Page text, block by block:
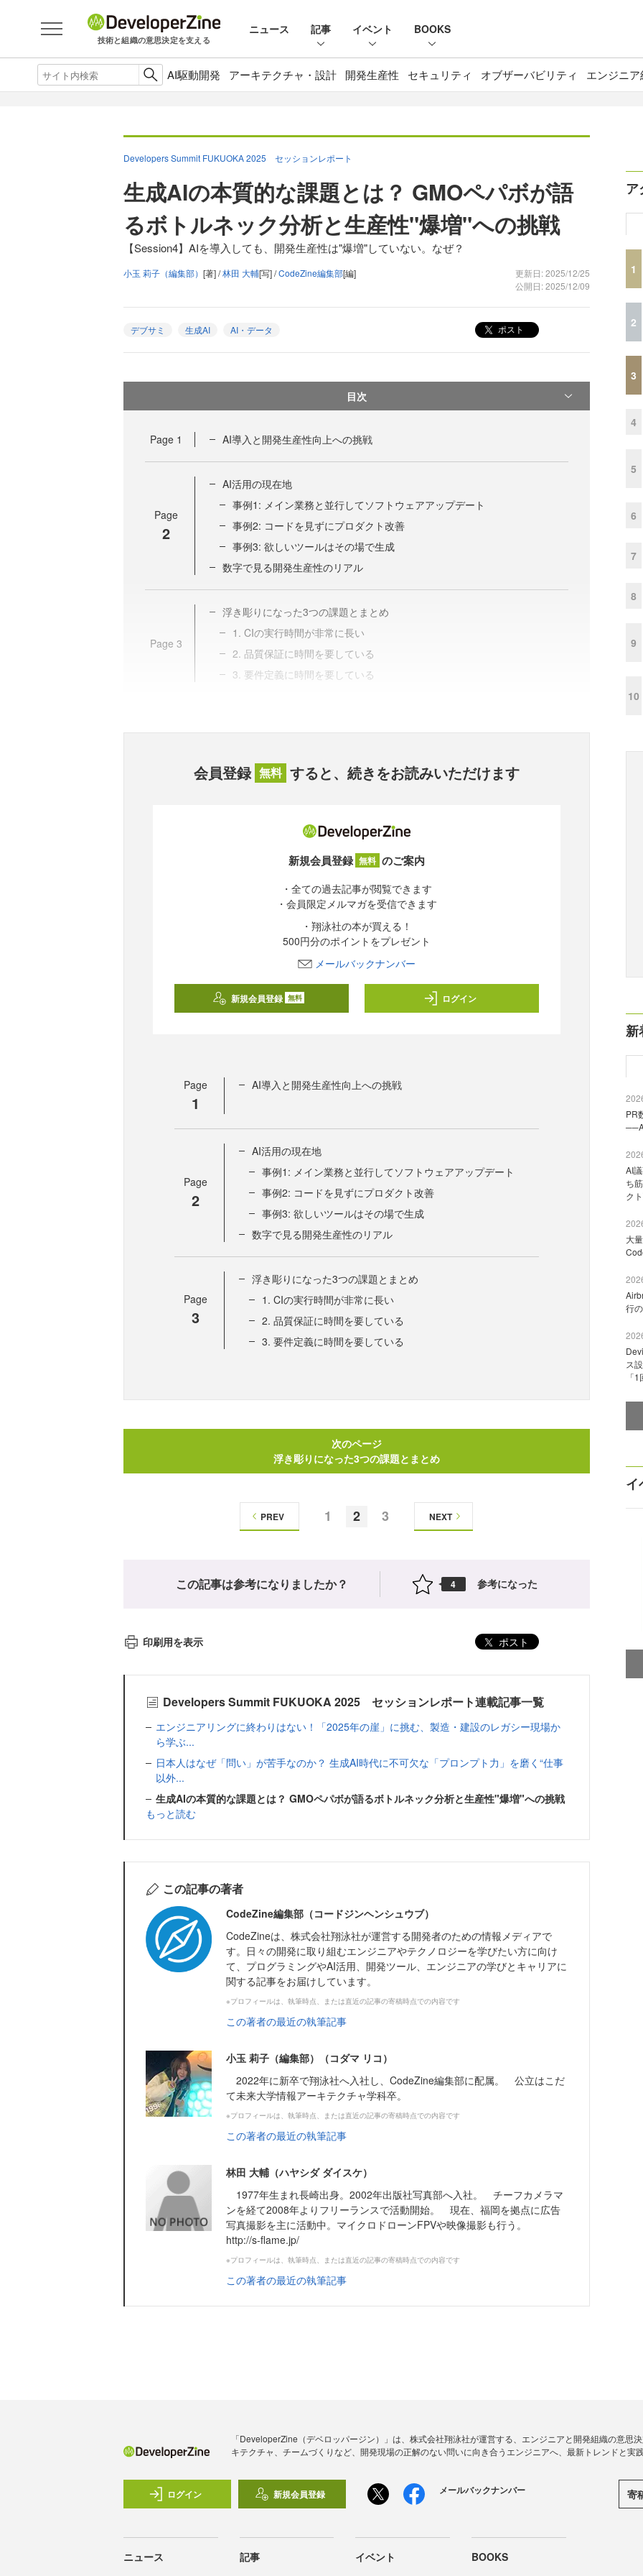
技術と組織の意思決定を支える
ニュース 記事 イベント BOOKS
AI駆動開発 アーキテクチャ・設計 開発生産性 セキュリティ オブザーバビリティ エンジニ
Developers Summit FUKUOKA 2025 セッションレポート
生成AIの本質的な課題とは？ GMOペパボが語
るボトルネック分析と生産性"爆増"への挑戦
【Session4】AIを導入しても、開発生産性は"爆増"していない。なぜ？
小玉 莉子（編集部） [著] /林田 大輔[写] /CodeZine編集部[編]
更新日: 2025/12/25
公開日: 2025/12/09
デブサミ 生成AI AI・データ ポスト
目次
Page 1 AI導入と開発生産性向上への挑戦
Page
2
AI活用の現在地
事例1: メイン業務と並行してソフトウェアアップデート
事例2: コードを見ずにプロダクト改善
事例3: 欲しいツールはその場で生成
数字で見る開発生産性のリアル
Page 3
浮き彫りになった3つの課題とまとめ
1. CIの実行時間が非常に長い
2. 品質保証に時間を要している
3. 要件定義に時間を要している
会員登録 無料 すると、続きをお読みいただけます
新規会員登録 無料 のご案内
・全ての過去記事が閲覧できます
・会員限定メルマガを受信できます
・翔泳社の本が買える！
500円分のポイントをプレゼント
メールバックナンバー
新規会員登録 無料 ログイン
Page
1
AI導入と開発生産性向上への挑戦
Page
2
AI活用の現在地
事例1: メイン業務と並行してソフトウェアアップデート
事例2: コードを見ずにプロダクト改善
事例3: 欲しいツールはその場で生成
数字で見る開発生産性のリアル
Page
3
浮き彫りになった3つの課題とまとめ
1. CIの実行時間が非常に長い
2. 品質保証に時間を要している
3. 要件定義に時間を要している
次のページ
浮き彫りになった3つの課題とまとめ
1 2 3
PREV NEXT
この記事は参考になりましたか？ 4 参考になった
印刷用を表示 ポスト
Developers Summit FUKUOKA 2025 セッションレポート連載記事一覧
エンジニアリングに終わりはない！「2025年の崖」に挑む、製造・建設のレガシー現場か
ら学ぶ...
日本人はなぜ「問い」が苦手なのか？ 生成AI時代に不可欠な「プロンプト力」を磨く“仕事
以外...
生成AIの本質的な課題とは？ GMOペパボが語るボトルネック分析と生産性"爆増"への挑戦
もっと読む
この記事の著者
CodeZine編集部（コードジンヘンシュウブ）
CodeZineは、株式会社翔泳社が運営する開発者のための情報メディアで
す。日々の開発に取り組むエンジニアやテクノロジーを学びたい方に向け
て、プログラミングやAI活用、開発ツール、エンジニアの学びとキャリアに
関する記事をお届けしています。
※プロフィールは、執筆時点、または直近の記事の寄稿時点での内容です
この著者の最近の執筆記事
小玉 莉子（編集部）（コダマ リコ）
2022年に新卒で翔泳社へ入社し、CodeZine編集部に配属。 公立はこだ
て未来大学情報アーキテクチャ学科卒。
※プロフィールは、執筆時点、または直近の記事の寄稿時点での内容です
この著者の最近の執筆記事
林田 大輔（ハヤシダ ダイスケ）
1977年生まれ長崎出身。2002年出版社写真部へ入社。 チーフカメラマ
ンを経て2008年よりフリーランスで活動開始。 現在、福岡を拠点に広告
写真撮影を主に活動中。マイクロドローンFPVや映像撮影も行う。
http://s-flame.jp/
※プロフィールは、執筆時点、または直近の記事の寄稿時点での内容です
この著者の最近の執筆記事
ア
1
2
3
4
5
6
7
8
9
10
新
PR
AI
ち
ク
大
行
ス
「
イ
「DeveloperZine（デベロッパージン）」は、株式会社翔泳社が運営する、エンジニアと開発組織の意思
キテクチャ、チームづくりなど、開発現場の正解のない問いに向き合うエンジニアへ、最新トレンドと実
ログイン 新規会員登録 メールバックナンバー 寄
ニュース 記事 イベント BOOKS